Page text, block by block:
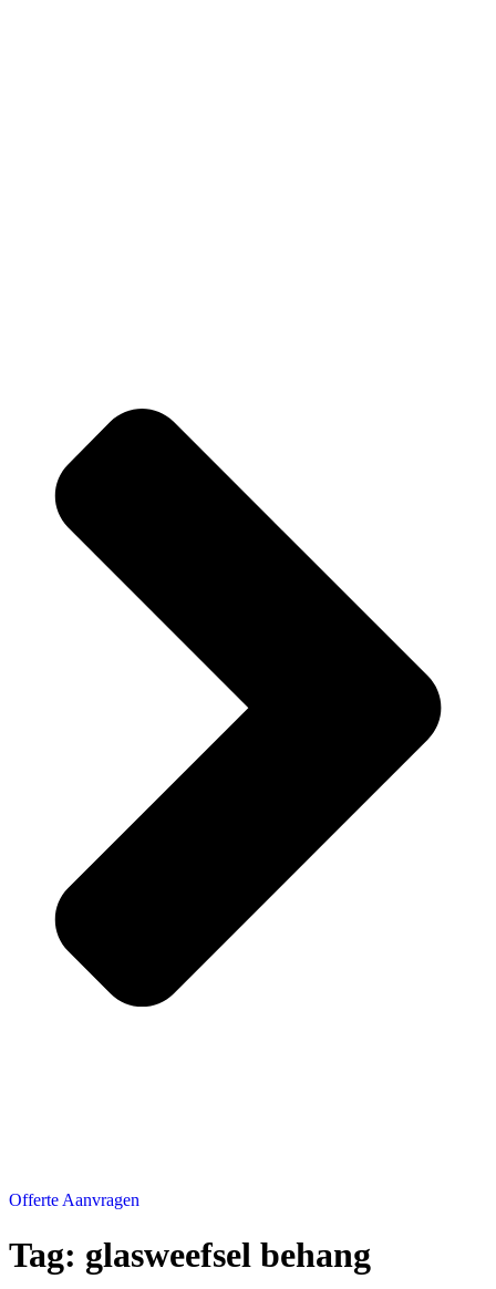
Offerte Aanvragen
Tag: glasweefsel behang